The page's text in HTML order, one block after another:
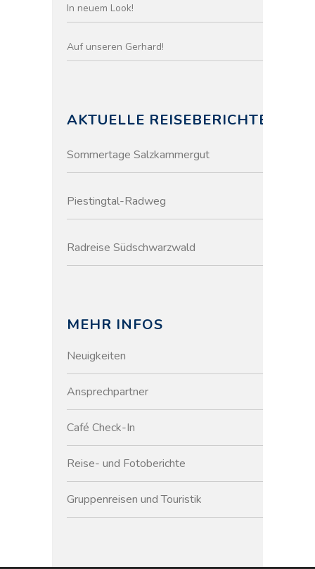
In neuem Look!
Auf unseren Gerhard!
AKTUELLE REISEBERICHTE
Sommertage Salzkammergut
Piestingtal-Radweg
Radreise Südschwarzwald
MEHR INFOS
Neuigkeiten
Ansprechpartner
Café Check-In
Reise- und Fotoberichte
Gruppenreisen und Touristik